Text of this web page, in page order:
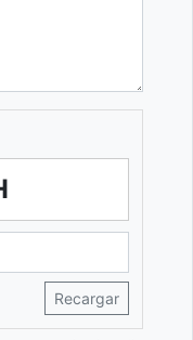
Recargar